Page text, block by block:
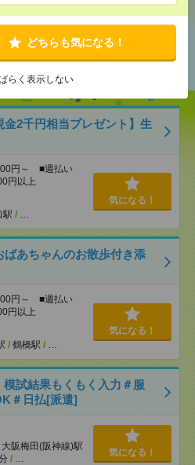
どちらも気になる！
らく表示しない
歴からの
2千円相当プレゼント】生
円～ ■週払い
円以上
駅 / …
気になる！
ばあちゃんのお散歩付き添
円～ ■週払い
円以上
/ 鶴橋駅 / …
気になる！
模試結果もくもく入力＃服
＃日払[派遣]
大阪梅田(阪神線)駅
/ …
気になる！